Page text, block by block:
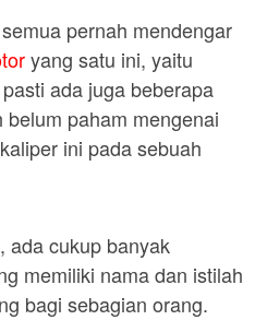
pernah mendengar
yang satu ini, yaitu
ada juga beberapa
paham mengenai
ini pada sebuah
ada cukup banyak
memiliki nama dan istilah
bagi sebagian orang.